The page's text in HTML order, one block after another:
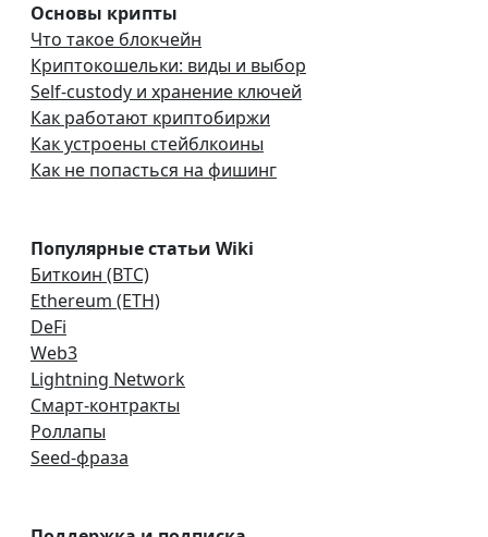
Основы крипты
Что такое блокчейн
Криптокошельки: виды и выбор
Self-custody и хранение ключей
Как работают криптобиржи
Как устроены стейблкоины
Как не попасться на фишинг
Популярные статьи Wiki
Биткоин (BTC)
Ethereum (ETH)
DeFi
Web3
Lightning Network
Смарт-контракты
Роллапы
Seed-фраза